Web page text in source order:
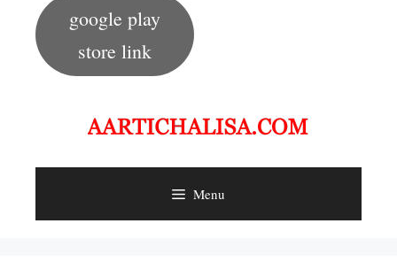
google play
store link
Menu